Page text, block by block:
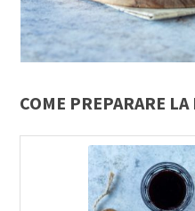
COME PREPARARE